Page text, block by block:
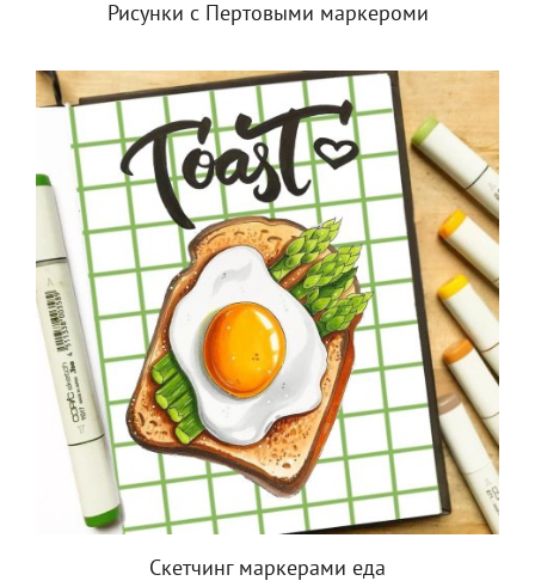
Рисунки с Пертовыми маркероми
Скетчинг маркерами еда